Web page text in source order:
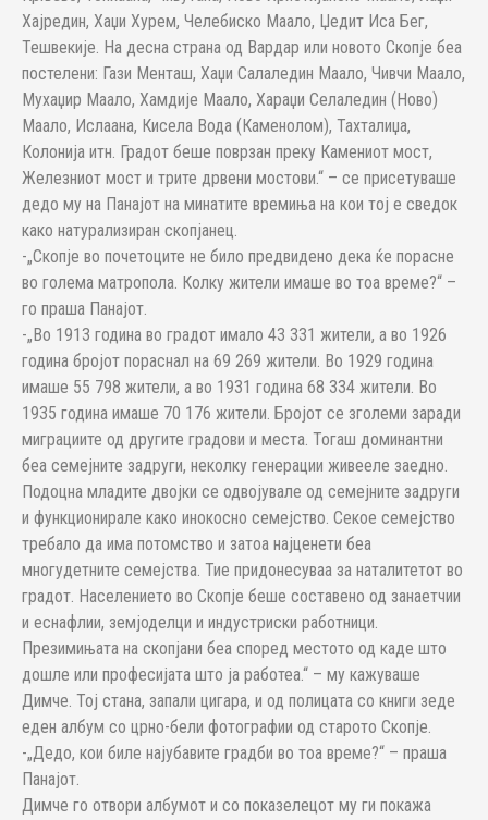
Хајредин, Хаџи Хурем, Челебиско Маало, Џедит Иса Бег,
Тешвекије. На десна страна од Вардар или новото Скопје беа
постелени: Гази Менташ, Хаџи Салаледин Маало, Чивчи Маало,
Мухаџир Маало, Хамдије Маало, Хараџи Селаледин (Ново)
Маало, Ислаана, Кисела Вода (Каменолом), Тахталиџа,
Колонија итн. Градот беше поврзан преку Камениот мост,
Железниот мост и трите дрвени мостови.“ – се присетуваше
дедо му на Панајот на минатите времиња на кои тој е сведок
како натурализиран скопјанец.
-„Скопје во почетоците не било предвидено дека ќе порасне
во голема матропола. Колку жители имаше во тоа време?“ –
го праша Панајот.
-„Во 1913 година во градот имало 43 331 жители, а во 1926
година бројот пораснал на 69 269 жители. Во 1929 година
имаше 55 798 жители, а во 1931 година 68 334 жители. Во
1935 година имаше 70 176 жители. Бројот се зголеми заради
миграциите од другите градови и места. Тогаш доминантни
беа семејните задруги, неколку генерации живееле заедно.
Подоцна младите двојки се одвојувале од семејните задруги
и функционирале како инокосно семејство. Секое семејство
требало да има потомство и затоа најценети беа
многудетните семејства. Тие придонесуваа за наталитетот во
градот. Населението во Скопје беше составено од занаетчии
и еснафлии, земјоделци и индустриски работници.
Презимињата на скопјани беа според местото од каде што
дошле или професијата што ја работеа.“ – му кажуваше
Димче. Тој стана, запали цигара, и од полицата со книги зеде
еден албум со црно-бели фотографии од старото Скопје.
-„Дедо, кои биле најубавите градби во тоа време?“ – праша
Панајот.
Димче го отвори албумот и со показелецот му ги покажа